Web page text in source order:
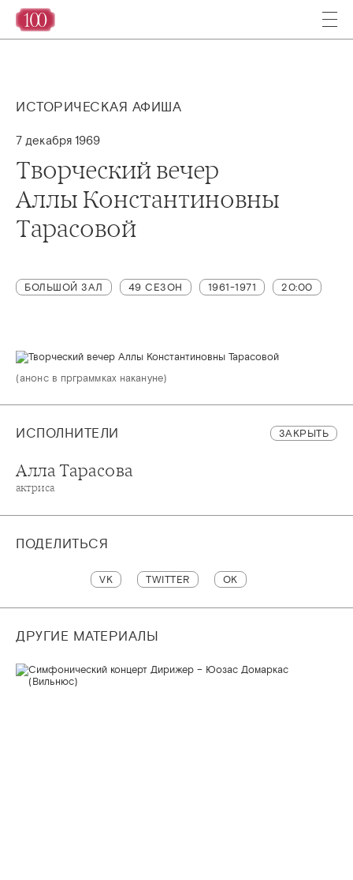
ИСТОРИЧЕСКАЯ АФИША
7 декабря 1969
Творческий вечер
Аллы Константиновны
Тарасовой
БОЛЬШОЙ ЗАЛ 49 СЕЗОН 1961-1971 20:00
(анонс в прграммках накануне)
ИСПОЛНИТЕЛИ ЗАКРЫТЬ
Алла Тарасова
актриса
ПОДЕЛИТЬСЯ
VK TWITTER OK
ДРУГИЕ МАТЕРИАЛЫ